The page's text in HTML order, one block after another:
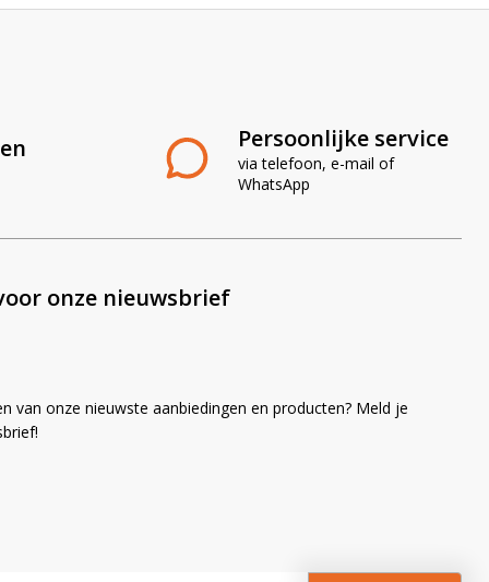
Persoonlijke service
via telefoon, e-mail of
WhatsApp
onze nieuwsbrief
van onze nieuwste aanbiedingen en producten? Meld je